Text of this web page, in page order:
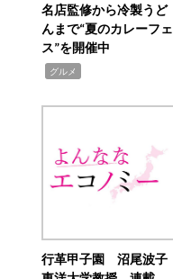
名店監修から冷製うど
んまで“夏のカレーフェ
ス”を開催中
グルメ
行革甲子園 沼尾波子